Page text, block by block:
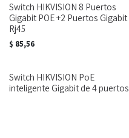
Switch HIKVISION 8 Puertos
Gigabit POE +2 Puertos Gigabit
Rj45
$ 85,56
Switch HIKVISION PoE
inteligente Gigabit de 4 puertos